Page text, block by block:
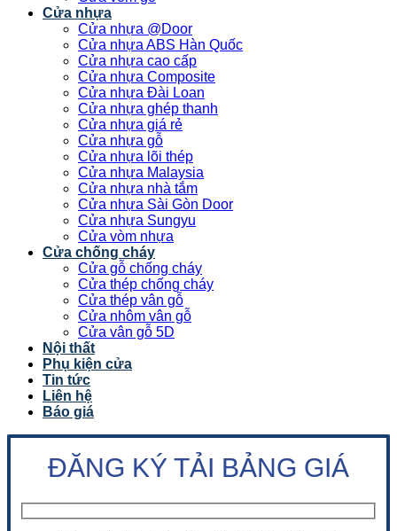
Cửa nhựa
Cửa nhựa @Door
Cửa nhựa ABS Hàn Quốc
Cửa nhựa cao cấp
Cửa nhựa Composite
Cửa nhựa Đài Loan
Cửa nhựa ghép thanh
Cửa nhựa giá rẻ
Cửa nhựa gỗ
Cửa nhựa lõi thép
Cửa nhựa Malaysia
Cửa nhựa nhà tắm
Cửa nhựa Sài Gòn Door
Cửa nhựa Sungyu
Cửa vòm nhựa
Cửa chống cháy
Cửa gỗ chống cháy
Cửa thép chống cháy
Cửa thép vân gỗ
Cửa nhôm vân gỗ
Cửa vân gỗ 5D
Nội thất
Phụ kiện cửa
Tin tức
Liên hệ
Báo giá
ĐĂNG KÝ TẢI BẢNG GIÁ